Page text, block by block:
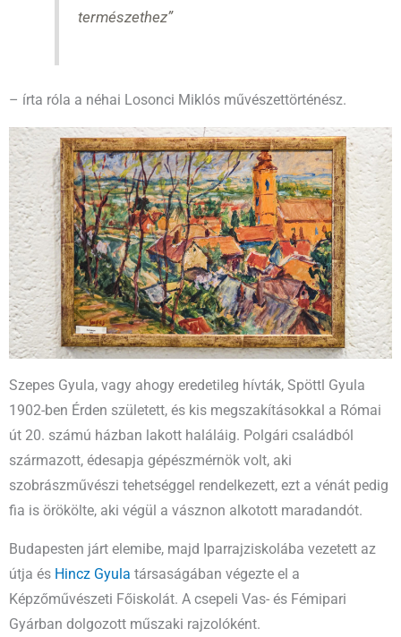
természethez”
– írta róla a néhai Losonci Miklós művészettörténész.
Szepes Gyula, vagy ahogy eredetileg hívták, Spöttl Gyula
1902-ben Érden született, és kis megszakításokkal a Római
út 20. számú házban lakott haláláig. Polgári családból
származott, édesapja gépészmérnök volt, aki
szobrászművészi tehetséggel rendelkezett, ezt a vénát pedig
fia is örökölte, aki végül a vásznon alkotott maradandót.
Budapesten járt elemibe, majd Iparrajziskolába vezetett az
útja és Hincz Gyula társaságában végezte el a
Képzőművészeti Főiskolát. A csepeli Vas- és Fémipari
Gyárban dolgozott műszaki rajzolóként.